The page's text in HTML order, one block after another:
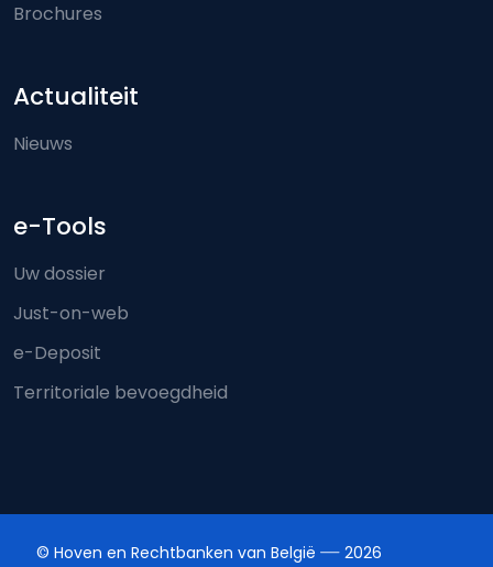
Brochures
Actualiteit
Nieuws
e-Tools
Uw dossier
Just-on-web
e-Deposit
Territoriale bevoegdheid
© Hoven en Rechtbanken van België 2026